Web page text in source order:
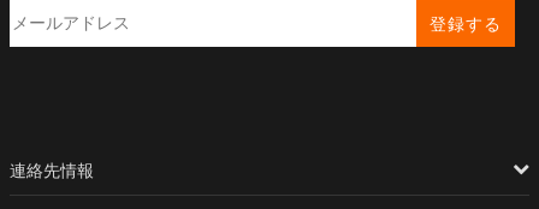
登録する
連絡先情報